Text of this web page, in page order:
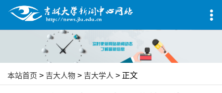
本站首页 > 吉大人物 > 吉大学人 > 正文